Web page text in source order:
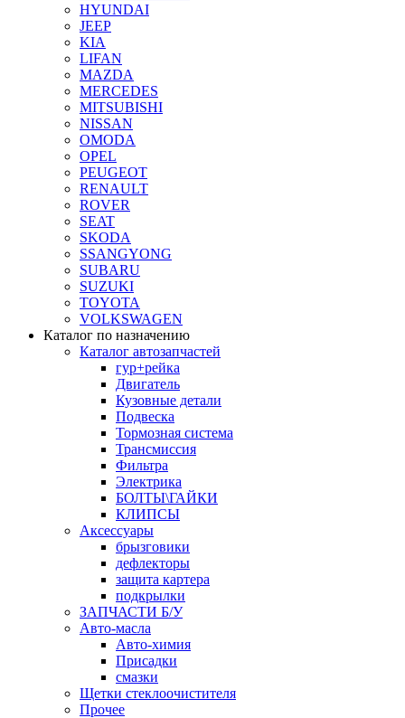
HYUNDAI
JEEP
KIA
LIFAN
MAZDA
MERCEDES
MITSUBISHI
NISSAN
OMODA
OPEL
PEUGEOT
RENAULT
ROVER
SEAT
SKODA
SSANGYONG
SUBARU
SUZUKI
TOYOTA
VOLKSWAGEN
Каталог по назначению
Каталог автозапчастей
гур+рейка
Двигатель
Кузовные детали
Подвеска
Тормозная система
Трансмиссия
Фильтра
Электрика
БОЛТЫ\ГАЙКИ
КЛИПСЫ
Аксессуары
брызговики
дефлекторы
защита картера
подкрылки
ЗАПЧАСТИ Б/У
Авто-масла
Авто-химия
Присадки
смазки
Щетки стеклоочистителя
Прочее